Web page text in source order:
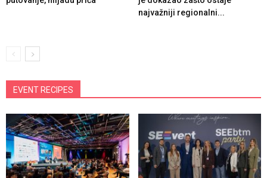
najvažniji regionalni...
EVENT RECIPES